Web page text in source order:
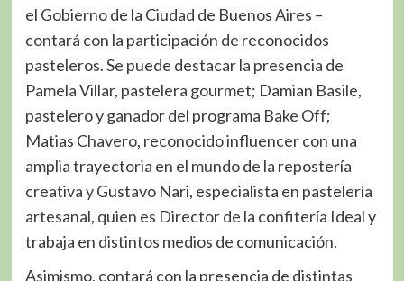
el Gobierno de la Ciudad de Buenos Aires –
contará con la participación de reconocidos
pasteleros. Se puede destacar la presencia de
Pamela Villar, pastelera gourmet; Damian Basile,
pastelero y ganador del programa Bake Off;
Matias Chavero, reconocido influencer con una
amplia trayectoria en el mundo de la repostería
creativa y Gustavo Nari, especialista en pastelería
artesanal, quien es Director de la confitería Ideal y
trabaja en distintos medios de comunicación.
Asimismo, contará con la presencia de distintas